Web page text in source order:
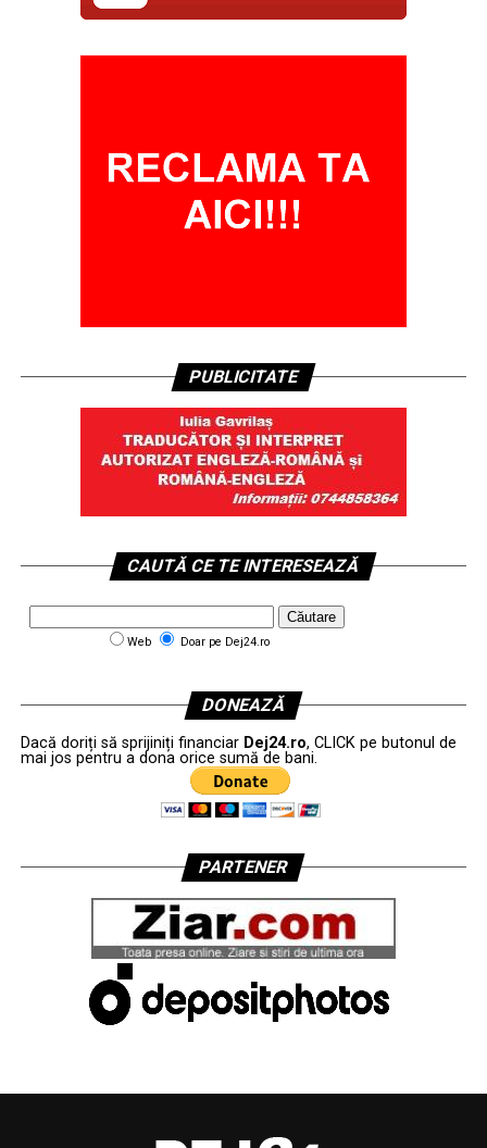
PUBLICITATE
CAUTĂ CE TE INTERESEAZĂ
Web Doar pe Dej24.ro
DONEAZĂ
Dacă doriți să sprijiniți financiar Dej24.ro, CLICK pe butonul de
mai jos pentru a dona orice sumă de bani.
PARTENER